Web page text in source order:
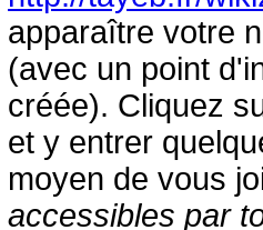
apparaître votre
(avec un point
créée). Cliquez
et y entrer
moyen de vous
accessibles par